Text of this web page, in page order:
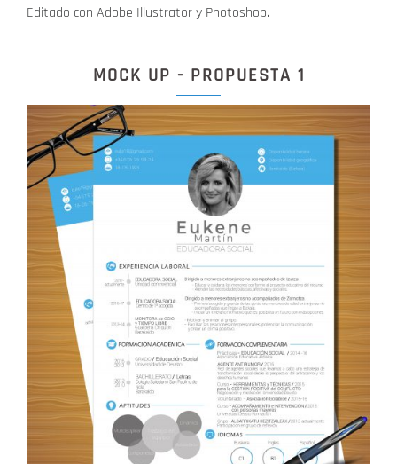
Editado con Adobe Illustrator y Photoshop.
MOCK UP - PROPUESTA 1